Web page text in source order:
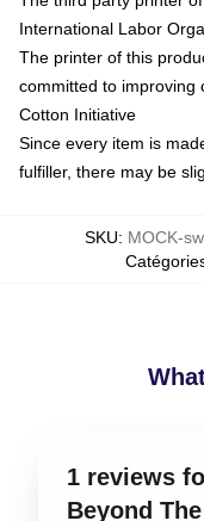
International Labor
The printer of this
committed to improving
Cotton Initiative
Since every item is
fulfiller, there may be
SKU: MOCK-
1 reviews
Beyond